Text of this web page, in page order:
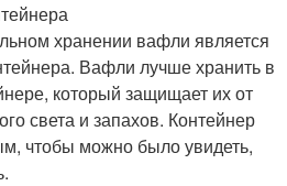
хранении вафли является
Вафли лучше хранить в
который защищает их от
света и запахов. Контейнер
чтобы можно было увидеть,